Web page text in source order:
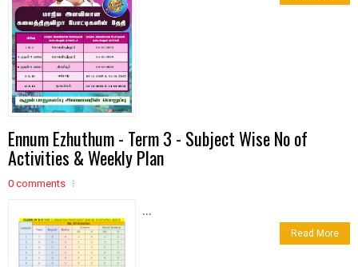
Ennum Ezhuthum - Term 3 - Subject Wise No of
Activities & Weekly Plan
0 comments
...
Read More